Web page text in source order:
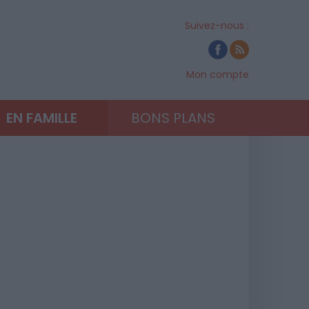
Suivez-nous :
Mon compte
EN FAMILLE BONS PLANS